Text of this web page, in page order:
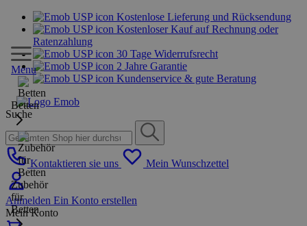
Kostenlose Lieferung und Rücksendung
Kostenloser Kauf auf Rechnung oder
Ratenzahlung
30 Tage Widerrufsrecht
2 Jahre Garantie
Kundenservice & gute Beratung
Suche
Kontaktieren sie uns Mein Wunschzettel
Anmelden Ein Konto erstellen
Mein Konto
Menu
Betten
Zubehör
für
Betten